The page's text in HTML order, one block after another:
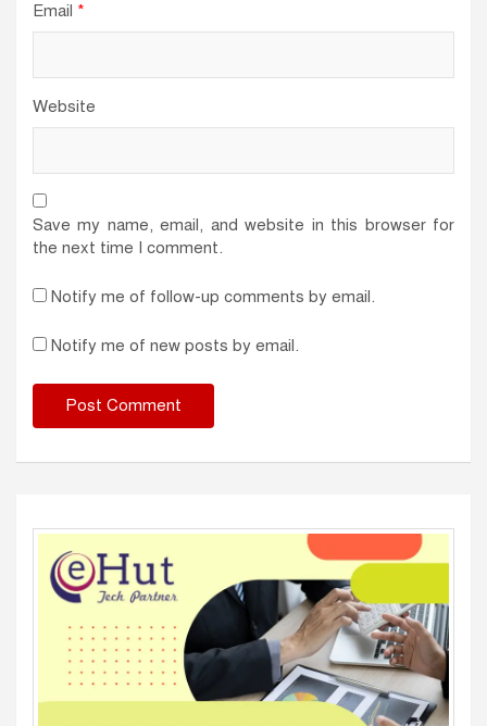
Email *
Website
Save my name, email, and website in this browser for
the next time I comment.
Notify me of follow-up comments by email.
Notify me of new posts by email.